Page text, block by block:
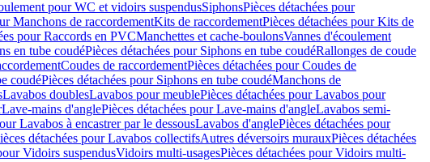
pour WC et vidoirs suspendusSiphonsPièces détachées pour
Manchons de raccordementKits de raccordementPièces détachées pour Kits de
pour Raccords en PVCManchettes et cache-boulonsVannes d'écoulement
en tube coudéPièces détachées pour Siphons en tube coudéRallonges de coude
Coudes de raccordementPièces détachées pour Coudes de
coudéPièces détachées pour Siphons en tube coudéManchons de
Lavabos doublesLavabos pour meublePièces détachées pour Lavabos pour
Lave-mains d'anglePièces détachées pour Lave-mains d'angleLavabos semi-
Lavabos à encastrer par le dessousLavabos d'anglePièces détachées pour
détachées pour Lavabos collectifsAutres déversoirs murauxPièces détachées
Vidoirs suspendusVidoirs multi-usagesPièces détachées pour Vidoirs multi-